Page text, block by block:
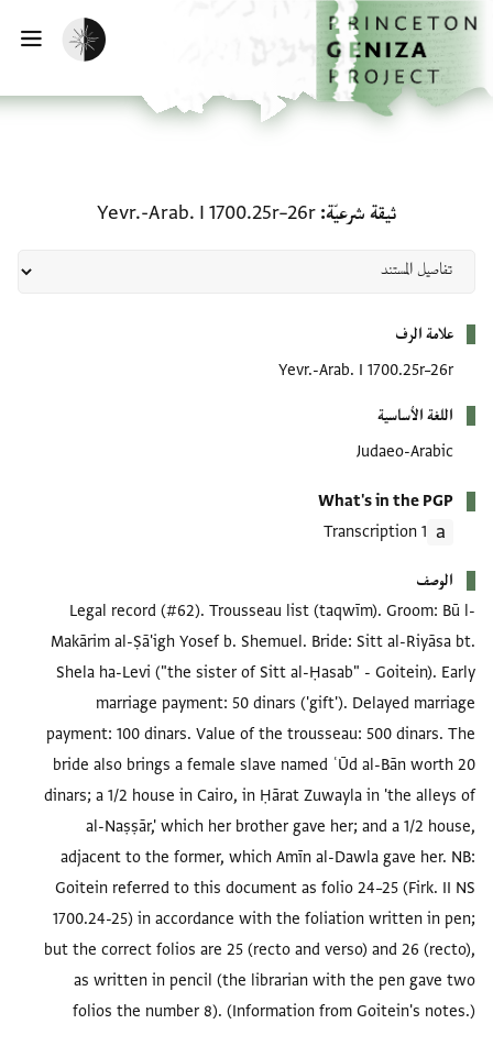
تخطي إلى المحتوى الرئيسي
الصفحة الرئيسية
تفعيل الوضع المظلم
ثيقة شرعيّة Yevr.-Arab. I 1700.25r–26r
علامة الرف
Yevr.-Arab. I 1700.25r–26r
اللغة الأساسية
Judaeo-Arabic
What's in the PGP
1 Transcription
الوصف
Legal record (#62). Trousseau list (taqwīm). Groom: Bū l-
Makārim al-Ṣā'igh Yosef b. Shemuel. Bride: Sitt al-Riyāsa bt.
Shela ha-Levi ("the sister of Sitt al-Ḥasab" - Goitein). Early
marriage payment: 50 dinars ('gift'). Delayed marriage
payment: 100 dinars. Value of the trousseau: 500 dinars. The
bride also brings a female slave named ʿŪd al-Bān worth 20
dinars; a 1/2 house in Cairo, in Ḥārat Zuwayla in 'the alleys of
al-Naṣṣār,' which her brother gave her; and a 1/2 house,
adjacent to the former, which Amīn al-Dawla gave her. NB:
Goitein referred to this document as folio 24–25 (Firk. II NS
1700.24-25) in accordance with the foliation written in pen;
but the correct folios are 25 (recto and verso) and 26 (recto),
as written in pencil (the librarian with the pen gave two
folios the number 8). (Information from Goitein's notes.)